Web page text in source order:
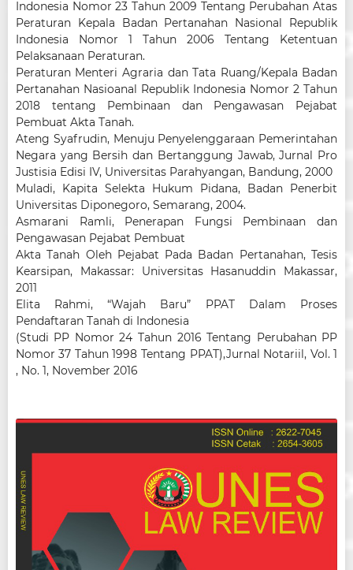
Indonesia Nomor 23 Tahun 2009 Tentang Perubahan Atas
Peraturan Kepala Badan Pertanahan Nasional Republik
Indonesia Nomor 1 Tahun 2006 Tentang Ketentuan
Pelaksanaan Peraturan.
Peraturan Menteri Agraria dan Tata Ruang/Kepala Badan
Pertanahan Nasioanal Republik Indonesia Nomor 2 Tahun
2018 tentang Pembinaan dan Pengawasan Pejabat
Pembuat Akta Tanah.
Ateng Syafrudin, Menuju Penyelenggaraan Pemerintahan
Negara yang Bersih dan Bertanggung Jawab, Jurnal Pro
Justisia Edisi IV, Universitas Parahyangan, Bandung, 2000
Muladi, Kapita Selekta Hukum Pidana, Badan Penerbit
Universitas Diponegoro, Semarang, 2004.
Asmarani Ramli, Penerapan Fungsi Pembinaan dan
Pengawasan Pejabat Pembuat
Akta Tanah Oleh Pejabat Pada Badan Pertanahan, Tesis
Kearsipan, Makassar: Universitas Hasanuddin Makassar,
2011
Elita Rahmi, “Wajah Baru” PPAT Dalam Proses
Pendaftaran Tanah di Indonesia
(Studi PP Nomor 24 Tahun 2016 Tentang Perubahan PP
Nomor 37 Tahun 1998 Tentang PPAT),Jurnal Notariil, Vol. 1
, No. 1, November 2016